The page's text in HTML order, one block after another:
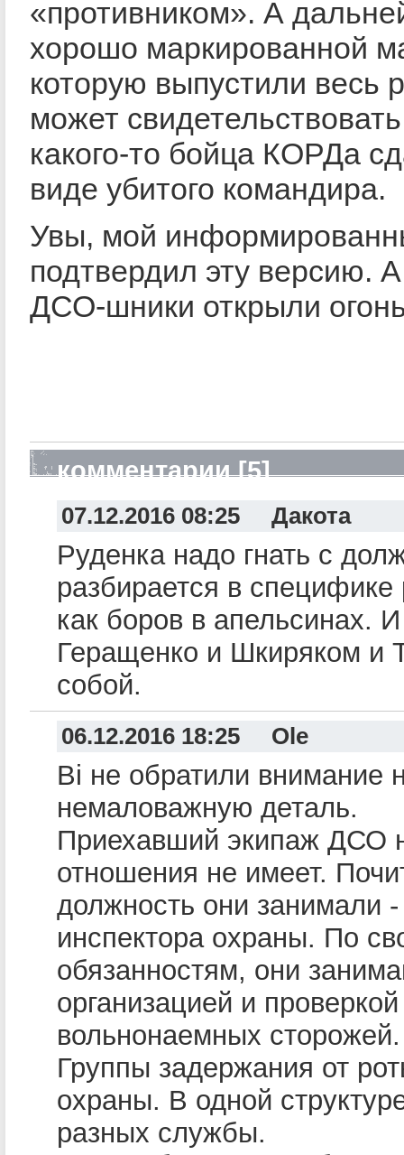
«противником». А
хорошо маркированной
которую выпустили весь
может
какого-то бойца КОРДа
виде убитого командира.
Увы, мой
подтвердил эту версию.
ДСО-шники открыли
комментарии [5]
07.12.2016 08:25 Дакота
Руденка надо гнать с
разбирается в
как боров в апельсинах.
Геращенко и Шкиряком и
собой.
06.12.2016 18:25 Ole
Ві не обратили внимание
немаловажную деталь.
Приехавший экипаж ДСО
отношения не имеет.
должность они занимали
инспектора охраны. По
обязанностям, они
организацией и
вольнонаемных сторожей.
Группы задержания от
охраны. В одной
разных службы.